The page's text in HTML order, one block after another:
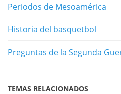
Periodos de Mesoamérica
Historia del basquetbol
Preguntas de la Segunda
TEMAS RELACIONADOS